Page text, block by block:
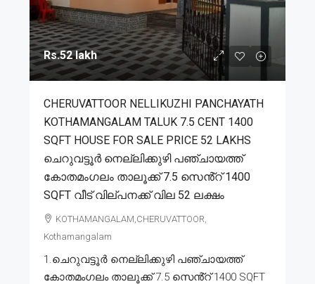
Rs.52 lakh
CHERUVATTOOR NELLIKUZHI PANCHAYATH
KOTHAMANGALAM TALUK 7.5 CENT 1400
SQFT HOUSE FOR SALE PRICE 52 LAKHS
ചെറുവട്ടൂർ നെല്ലിക്കുഴി പഞ്ചായത്ത്
കോതമംഗലം താലൂക്ക് 7.5 സെൻ്റ് 1400
SQFT വീട് വില്പനക്ക് വില 52 ലക്ഷം
KOTHAMANGALAM,CHERUVATTOOR,
Kothamangalam
1.ചെറുവട്ടൂർ നെല്ലിക്കുഴി പഞ്ചായത്ത്
കോതമംഗലം താലൂക്ക് 7.5 സെൻ്റ് 1400 SQFT